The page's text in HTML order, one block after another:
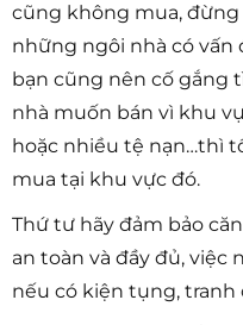
cũng không mua, đừng
những ngôi nhà có
bạn cũng nên cố gắng
nhà muốn bán vì khu
hoặc nhiều tệ nạn…thì
mua tại khu vực đó.
Thứ tư hãy đảm bảo
an toàn và đầy đủ, việc
nếu có kiện tụng, tranh